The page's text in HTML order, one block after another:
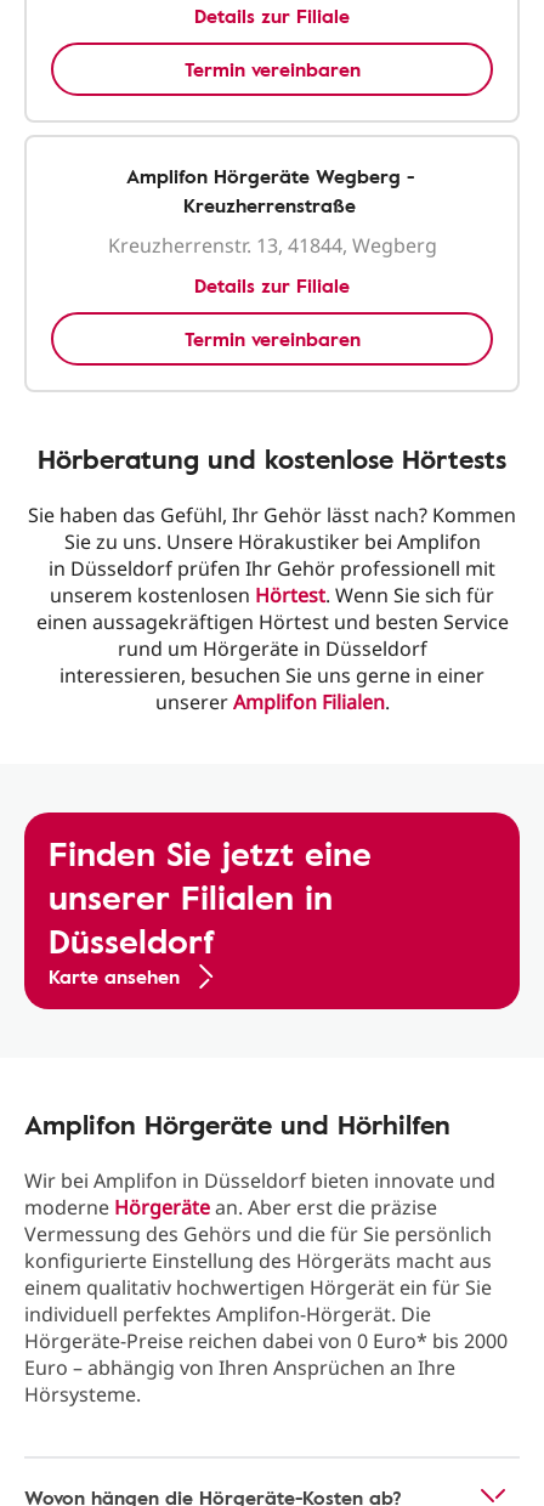
Details zur Filiale
Termin vereinbaren
Amplifon Hörgeräte Wegberg -
Kreuzherrenstraße
Kreuzherrenstr. 13, 41844, Wegberg
Details zur Filiale
Termin vereinbaren
Hörberatung und kostenlose Hörtests
Sie haben das Gefühl, Ihr Gehör lässt nach? Kommen
Sie zu uns. Unsere Hörakustiker bei Amplifon
in Düsseldorf prüfen Ihr Gehör professionell mit
unserem kostenlosen Hörtest. Wenn Sie sich für
einen aussagekräftigen Hörtest und besten Service
rund um Hörgeräte in Düsseldorf
interessieren, besuchen Sie uns gerne in einer
unsererAmplifon Filialen.
Finden Sie jetzt eine
unserer Filialen in
Düsseldorf
Karte ansehen
Amplifon Hörgeräte und Hörhilfen
Wir bei Amplifon in Düsseldorf bieten innovate und
moderne Hörgerätean. Aber erst die präzise
Vermessung des Gehörs und die für Sie persönlich
konfigurierte Einstellung des Hörgeräts macht aus
einem qualitativ hochwertigen Hörgerät ein für Sie
individuell perfektes Amplifon-Hörgerät. Die
Hörgeräte-Preise reichen dabei von 0 Euro* bis 2000
Euro – abhängig von Ihren Ansprüchen an Ihre
Hörsysteme.
Wovon hängen die Hörgeräte-Kosten ab?